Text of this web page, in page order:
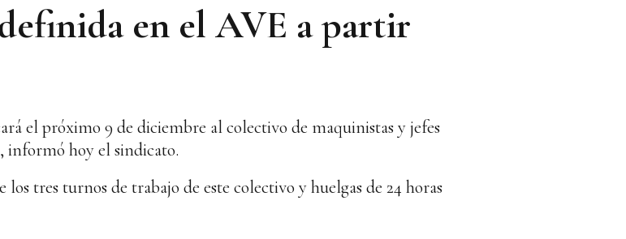
en el AVE a partir
el próximo 9 de diciembre al colectivo de maquinistas y jefes
informó hoy el sindicato.
tres turnos de trabajo de este colectivo y huelgas de 24 horas